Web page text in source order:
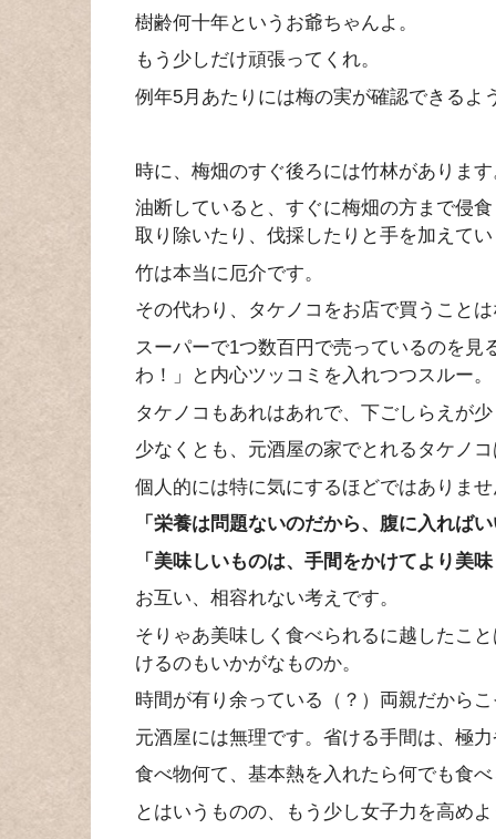
樹齢何十年というお爺ちゃんよ。
もう少しだけ頑張ってくれ。
例年5月あたりには梅の実が確認できるよ
時に、梅畑のすぐ後ろには竹林がありま
油断していると、すぐに梅畑の方まで侵
取り除いたり、伐採したりと手を加えて
竹は本当に厄介です。
その代わり、タケノコをお店で買うこと
スーパーで1つ数百円で売っているのを
わ！」と内心ツッコミを入れつつスルー。
タケノコもあれはあれで、下ごしらえが
少なくとも、元酒屋の家でとれるタケノ
個人的には特に気にするほどではありま
「栄養は問題ないのだから、腹に入れば
「美味しいものは、手間をかけてより美
お互い、相容れない考えです。
そりゃあ美味しく食べられるに越したこ
けるのもいかがなものか。
時間が有り余っている（？）両親だから
元酒屋には無理です。省ける手間は、極
食べ物何て、基本熱を入れたら何でも食
とはいうものの、もう少し女子力を高め